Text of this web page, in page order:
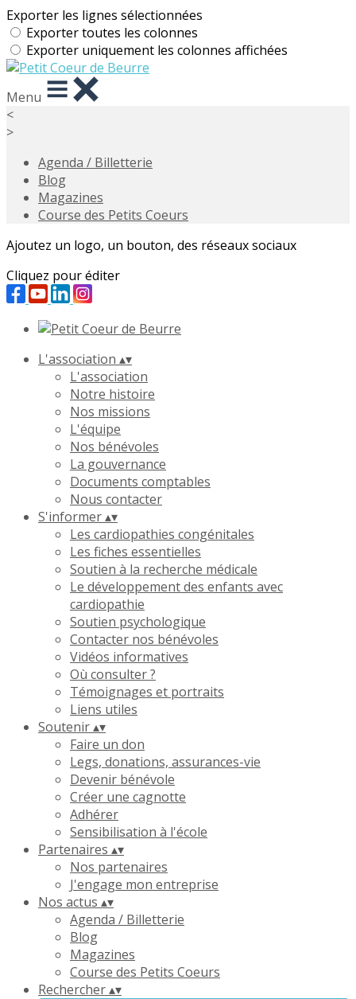
Exporter les lignes sélectionnées
Exporter toutes les colonnes
Exporter uniquement les colonnes affichées
Menu
<
>
Agenda / Billetterie
Blog
Magazines
Course des Petits Coeurs
Ajoutez un logo, un bouton, des réseaux sociaux
Cliquez pour éditer
L'association ▴▾
L'association
Notre histoire
Nos missions
L'équipe
Nos bénévoles
La gouvernance
Documents comptables
Nous contacter
S'informer▴▾
Les cardiopathies congénitales
Les fiches essentielles
Soutien à la recherche médicale
Le développement des enfants avec
cardiopathie
Soutien psychologique
Contacter nos bénévoles
Vidéos informatives
Où consulter ?
Témoignages et portraits
Liens utiles
Soutenir▴▾
Faire un don
Legs, donations, assurances-vie
Devenir bénévole
Créer une cagnotte
Adhérer
Sensibilisation à l'école
Partenaires ▴▾
Nos partenaires
J'engage mon entreprise
Nos actus ▴▾
Agenda / Billetterie
Blog
Magazines
Course des Petits Coeurs
Rechercher▴▾